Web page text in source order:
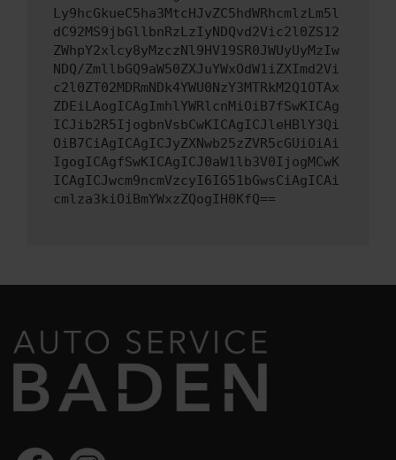
Ly9hcGkueC5ha3MtcHJvZC5hdWRhcmlzLm5l
dC92MS9jbGllbnRzLzIyNDQvd2Vic2l0ZS12
ZWhpY2xlcy8yMzczNl9HV19SR0JWUyUyMzIw
NDQ/ZmllbGQ9aW50ZXJuYWxOdW1iZXImd2Vi
c2l0ZT02MDRmNDk4YWU0NzY3MTRkM2Q1OTAx
ZDEiLAogICAgImhlYWRlcnMiOiB7fSwKICAg
ICJib2R5IjogbnVsbCwKICAgICJleHBlY3Qi
OiB7CiAgICAgICJyZXNwb25zZVR5cGUiOiAi
IgogICAgfSwKICAgICJ0aW1lb3V0IjogMCwK
ICAgICJwcm9ncmVzcyI6IG51bGwsCiAgICAi
cmlza3kiOiBmYWxzZQogIH0KfQ==